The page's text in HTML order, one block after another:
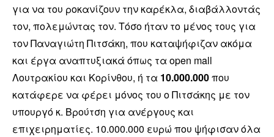
για να του ροκανίζουν την καρέκλα, διαβάλλοντάς
τον, πολεμώντας τον. Τόσο ήταν το μένος τους για
τον Παναγιώτη Πιτσάκη, που καταψήφιζαν ακόμα
και έργα αναπτυξιακά όπως τα open mall
Λουτρακίου και Κορίνθου, ή τα 10.000.000που
κατάφερε να φέρει μόνος του ο Πιτσάκης με τον
υπουργό κ. Βρούτση για ανέργους και
επιχειρηματίες. 10.000.000 ευρώ που ψήφισαν όλα